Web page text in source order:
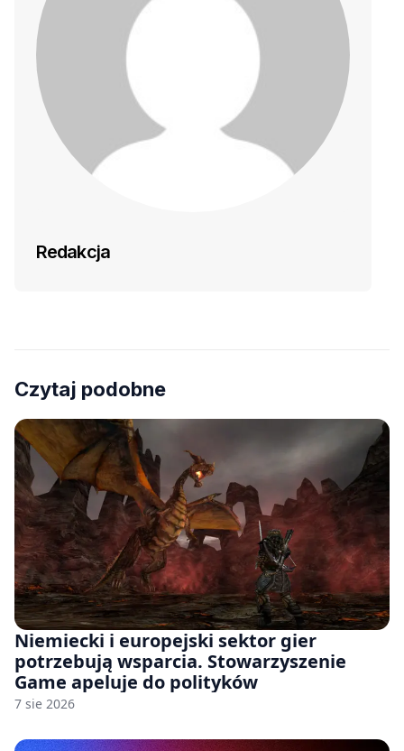
Redakcja
Czytaj podobne
Niemiecki i europejski sektor gier
potrzebują wsparcia. Stowarzyszenie
Game apeluje do polityków
7 sie 2026